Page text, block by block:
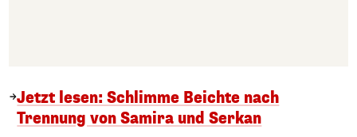
Jetzt lesen: Schlimme Beichte nach
Trennung von Samira und Serkan